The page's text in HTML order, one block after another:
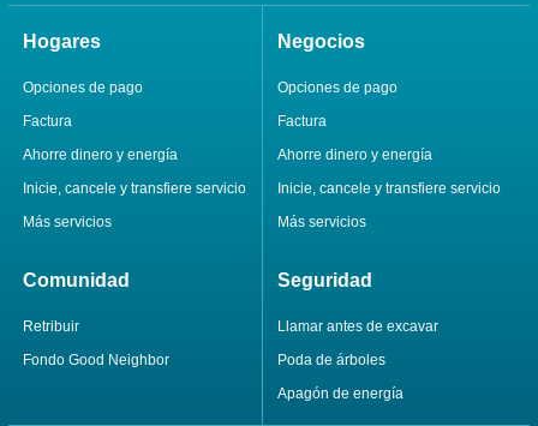
Hogares
Opciones de pago
Factura
Ahorre dinero y energía
Inicie, cancele y transfiere servicio
Más servicios
Negocios
Opciones de pago
Factura
Ahorre dinero y energía
Inicie, cancele y transfiere servicio
Más servicios
Comunidad
Retribuir
Fondo Good Neighbor
Seguridad
Llamar antes de excavar
Poda de árboles
Apagón de energía